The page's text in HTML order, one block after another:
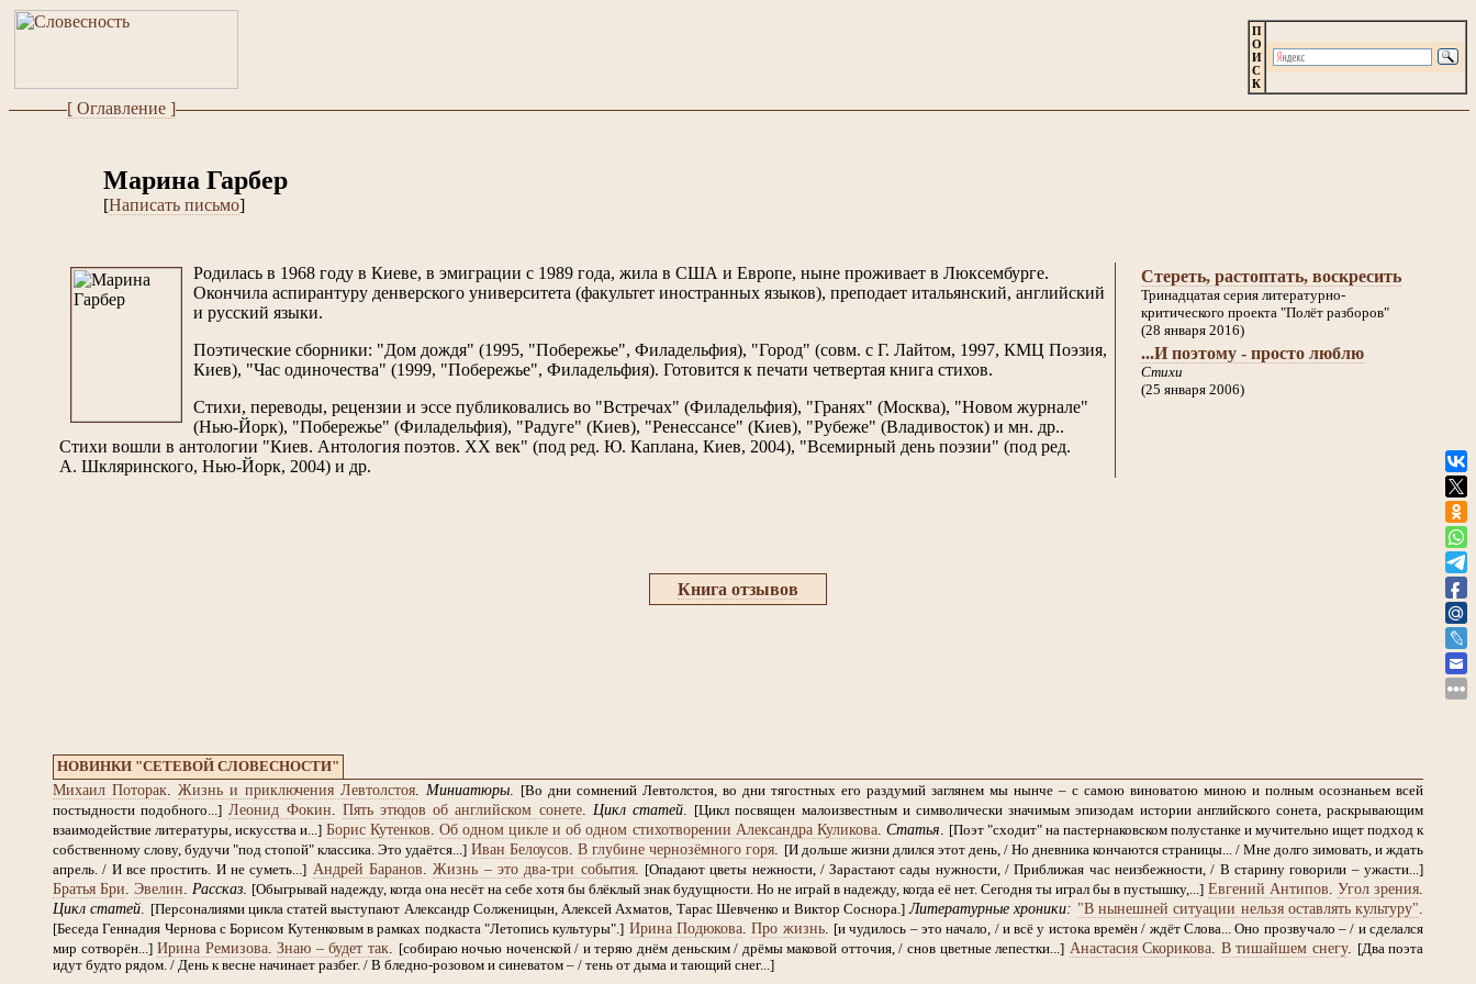
П
О
И
С
К
[ Оглавление ]
Марина Гарбер
[Написать письмо]
Родилась в 1968 году в Киеве, в эмиграции с 1989 года, жила в США и Европе, ныне проживает в Люксембурге.
Окончила аспирантуру денверского университета (факультет иностранных языков), преподает итальянский, английский
и русский языки.
Поэтические сборники: "Дом дождя" (1995, "Побережье", Филадельфия), "Город" (совм. с Г. Лайтом, 1997, КМЦ Поэзия,
Киев), "Час одиночества" (1999, "Побережье", Филадельфия). Готовится к печати четвертая книга стихов.
Стихи, переводы, рецензии и эссе публиковались во "Встречах" (Филадельфия), "Гранях" (Москва), "Новом журнале"
(Нью-Йорк), "Побережье" (Филадельфия), "Радуге" (Киев), "Ренессансе" (Киев), "Рубеже" (Владивосток) и мн. др..
Стихи вошли в антологии "Киев. Антология поэтов. ХХ век" (под ред. Ю. Каплана, Киев, 2004), "Всемирный день поэзии" (под ред.
А. Шкляринского, Нью-Йорк, 2004) и др.
Стереть, растоптать, воскресить
Тринадцатая серия литературно-
критического проекта "Полёт разборов"
(28 января 2016)
...И поэтому - просто люблю
Стихи
(25 января 2006)
Книга отзывов
НОВИНКИ "СЕТЕВОЙ СЛОВЕСНОСТИ"
Михаил Поторак. Жизнь и приключения Левтолстоя. Миниатюры.
[Во дни сомнений Левтолстоя, во дни тягостных его раздумий заглянем мы нынче – с самою виноватою миною и полным осознаньем всей
постыдности подобного...] Леонид Фокин. Пять этюдов об английском сонете. Цикл статей.
[Цикл посвящен малоизвестным и символически значимым эпизодам истории английского сонета, раскрывающим
взаимодействие литературы, искусства и...] Борис Кутенков.Об одном цикле и об одном стихотворении Александра Куликова. Статья. [Поэт "сходит" на пастернаковском полустанке и мучительно ищет подход к
собственному слову, будучи "под стопой" классика. Это удаётся...] Иван Белоусов.В глубине чернозёмного горя. [И дольше жизни длился этот день, / Но дневника кончаются страницы... / Мне долго зимовать, и ждать
апрель. / И все простить. И не суметь...] Андрей Баранов.Жизнь – это два-три события. [Опадают цветы нежности, / Зарастают сады нужности, / Приближая час неизбежности, / В старину говорили – ужасти...]
Братья Бри. Эвелин. Рассказ. [Обыгрывай надежду, когда она несёт на себе хотя бы блёклый знак будущности. Но не играй в надежду, когда её нет. Сегодня ты играл бы в пустышку,...] Евгений Антипов. Угол зрения.
Цикл статей. [Персоналиями цикла статей выступают Александр Солженицын, Алексей Ахматов, Тарас Шевченко и Виктор Соснора.] Литературные хроники: "В нынешней ситуации нельзя оставлять культуру".
[Беседа Геннадия Чернова с Борисом Кутенковым в рамках подкаста "Летопись культуры".] Ирина Подюкова.Про жизнь. [и чудилось – это начало, / и всё у истока времён / ждёт Слова... Оно прозвучало – / и сделался
мир сотворён...] Ирина Ремизова.Знаю – будет так. [собираю ночью ноченской / и теряю днём деньским / дрёмы маковой отточия, / снов цветные лепестки...] Анастасия Скорикова. В тишайшем снегу. [Два поэта
идут будто рядом. / День к весне начинает разбег. / В бледно-розовом и синеватом – / тень от дыма и тающий снег...]